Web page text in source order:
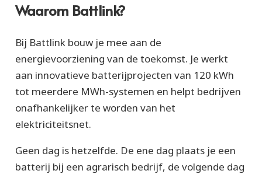
Waarom Battlink?
Bij Battlink bouw je mee aan de
energievoorziening van de toekomst. Je werkt
aan innovatieve batterijprojecten van 120 kWh
tot meerdere MWh-systemen en helpt bedrijven
onafhankelijker te worden van het
elektriciteitsnet.
Geen dag is hetzelfde. De ene dag plaats je een
batterij bij een agrarisch bedrijf, de volgende dag